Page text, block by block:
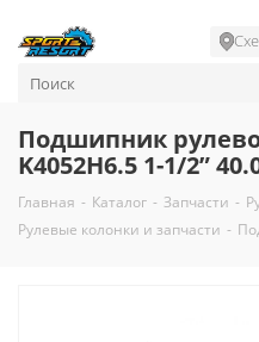
Подшипник
K4052H6.5 1-1/2”
Главная - Каталог - Запчасти -
Рулевые колонки и запчасти -